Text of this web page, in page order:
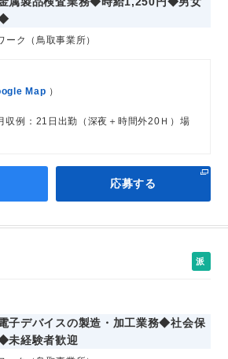
ーク（鳥取事業所）
Map ）
：21日出勤（深夜＋時間外20Ｈ）場
応募する
派
子デバイスの製造・加工業務◆社会保
未経験者歓迎